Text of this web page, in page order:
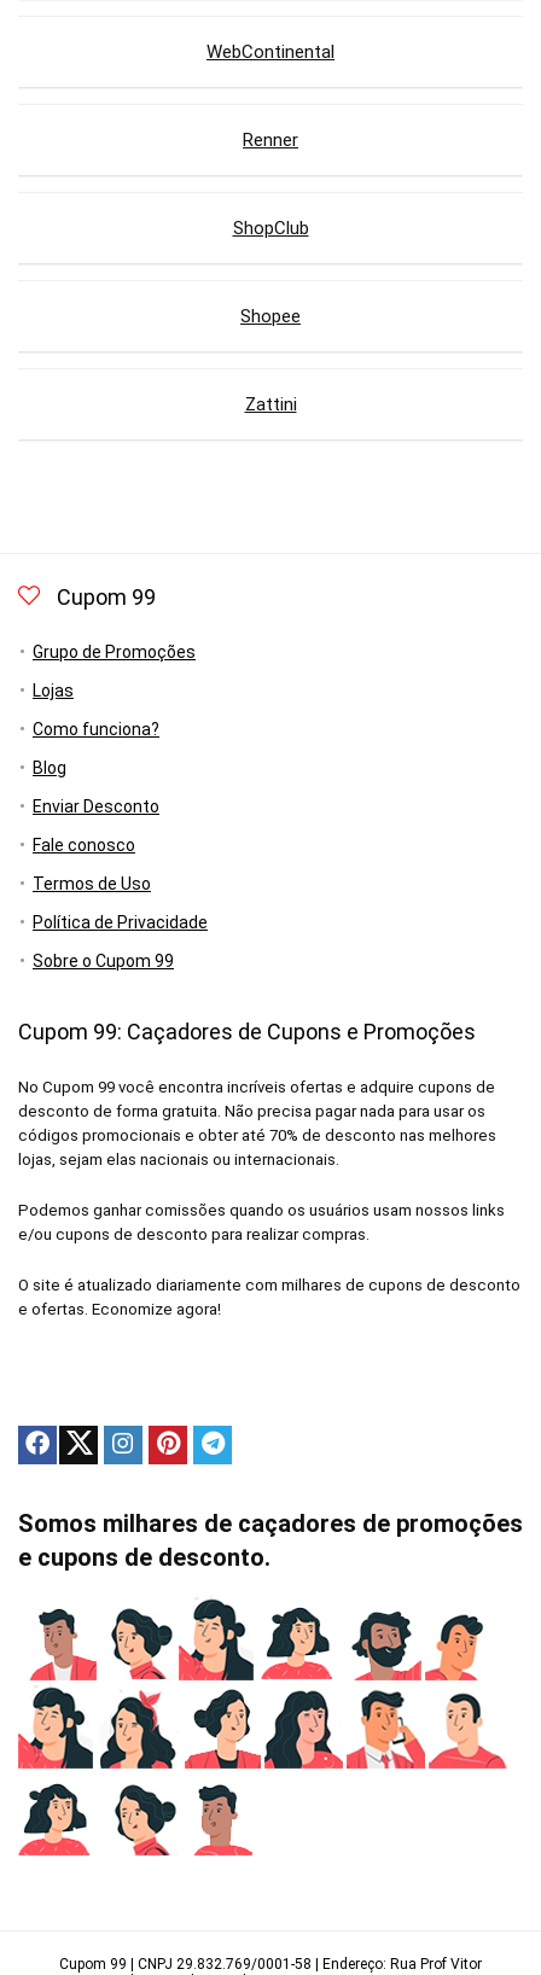
WebContinental
Renner
ShopClub
Shopee
Zattini
Cupom 99
Grupo de Promoções
Lojas
Como funciona?
Blog
Enviar Desconto
Fale conosco
Termos de Uso
Política de Privacidade
Sobre o Cupom 99
Cupom 99: Caçadores de Cupons e Promoções
No Cupom 99 você encontra incríveis ofertas e adquire cupons de
desconto de forma gratuita. Não precisa pagar nada para usar os
códigos promocionais e obter até 70% de desconto nas melhores
lojas, sejam elas nacionais ou internacionais.
Podemos ganhar comissões quando os usuários usam nossos links
e/ou cupons de desconto para realizar compras.
O site é atualizado diariamente com milhares de cupons de desconto
e ofertas. Economize agora!
Somos milhares de caçadores de promoções
e cupons de desconto.
Cupom 99 | CNPJ 29.832.769/0001-58 | Endereço: Rua Prof Vitor